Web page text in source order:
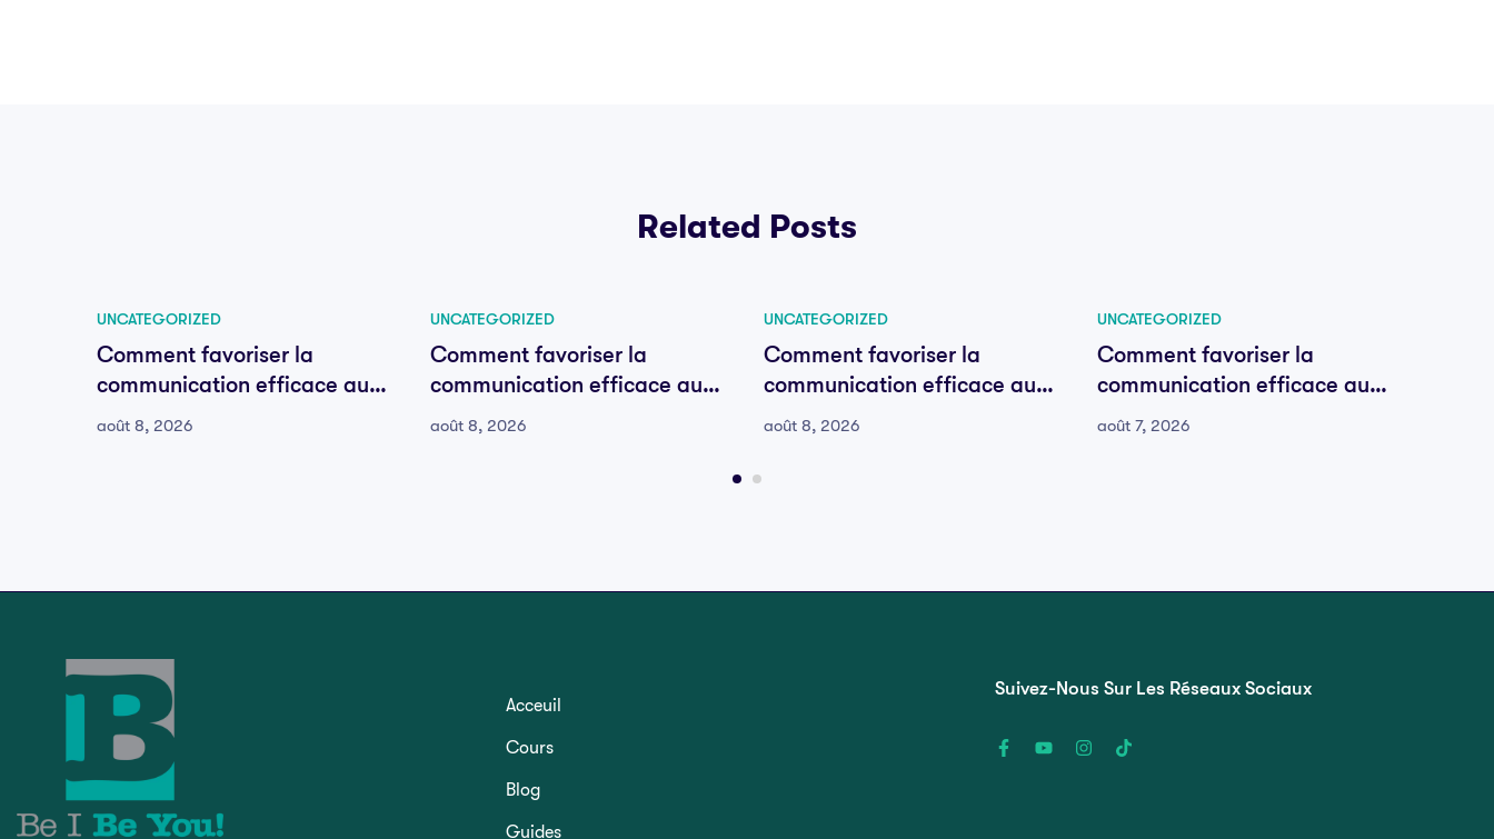
Related Posts
UNCATEGORIZED
Comment favoriser la
communication efficace au
sein de votre équipe
août 8, 2026
UNCATEGORIZED
Comment favoriser la
communication efficace au
sein de votre équipe
août 8, 2026
UNCATEGORIZED
Comment favoriser la
communication efficace au
sein de votre équipe
août 8, 2026
UNCATEGORIZED
Comment favoriser la
communication efficace au
sein de votre équipe
août 7, 2026
Acceuil
Cours
Blog
Guides
Suivez-Nous Sur Les Réseaux Sociaux